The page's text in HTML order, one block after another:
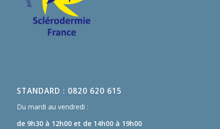
STANDARD : 0820 620 615
Du mardi au vendredi :
de 9h30 à 12h00 et de 14h00 à 19h00